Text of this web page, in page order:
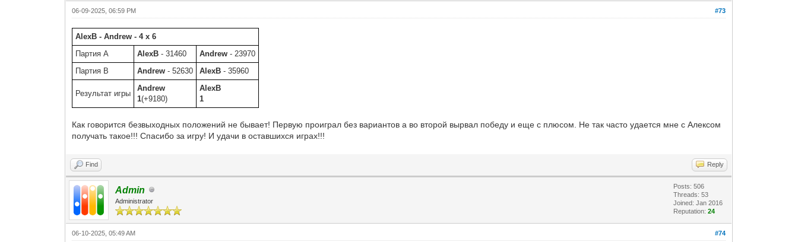
#73
06-09-2025, 06:59 PM
AlexB - Andrew - 4 x 6
Партия A
AlexB - 31460 Andrew - 23970
Партия B
Andrew - 52630 AlexB - 35960
Результат игры
Andrew
1(+9180)
AlexB
1
Как говорится безвыходных положений не бывает! Первую проиграл без вариантов а во второй вырвал победу и еще с плюсом. Не так часто удается мне с Алексом
получать такое!!! Спасибо за игру! И удачи в оставшихся играх!!!
Find Reply
Admin
Administrator
Posts: 506
Threads: 53
Joined: Jan 2016
Reputation:24
#74
06-10-2025, 05:49 AM